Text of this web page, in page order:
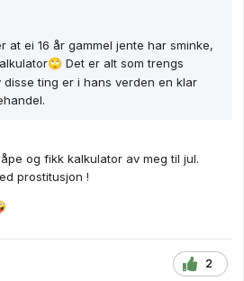
at ei 16 år gammel jente har sminke,
🙄 Det er alt som trengs
ting er i hans verden en klar
og fikk kalkulator av meg til jul.
prostitusjon !
2